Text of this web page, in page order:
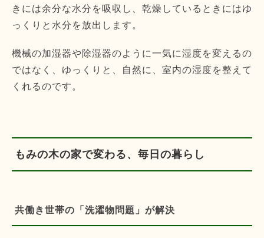
きには余分な水分を吸収し、乾燥しているときにはゆ
っくりと水分を放出します。
機械の加湿器や除湿器のように一気に湿度を変えるの
ではなく、ゆっくりと、自然に、室内の湿度を整えて
くれるのです。
もみの木の家で変わる、毎日の暮らし
共働き世帯の「洗濯物問題」が解決